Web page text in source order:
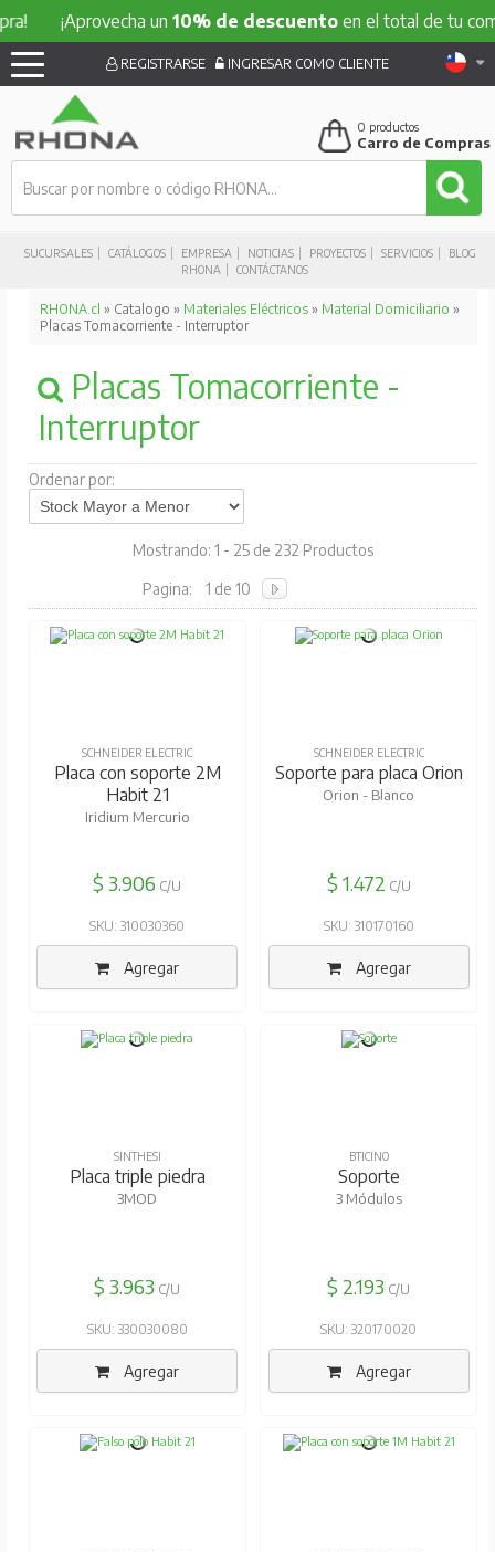
¡Aprovecha un10% de descuentoen el total de tu compra!
SUCURSALES CATÁLOGOS EMPRESA NOTICIAS PROYECTOS SERVICIOS
BLOG
RHONA
CONTÁCTANOS
REGISTRARSE INGRESAR COMO CLIENTE
0 productos
Carro de Compras
RHONA.cl » Catalogo » Materiales Eléctricos» Material Domiciliario »
Placas Tomacorriente - Interruptor
Placas Tomacorriente -
Interruptor
Ordenar por:
Mostrando: 1 - 25 de 232 Productos
Pagina: 1 de 10
SCHNEIDER ELECTRIC
Placa con soporte 2M
Habit 21
Iridium Mercurio
$ 3.906 C/U
SKU: 310030360
Agregar
SCHNEIDER ELECTRIC
Soporte para placa Orion
Orion - Blanco
$ 1.472 C/U
SKU: 310170160
Agregar
SINTHESI
Placa triple piedra
3MOD
$ 3.963 C/U
SKU: 330030080
Agregar
BTICINO
Soporte
3 Módulos
$ 2.193 C/U
SKU: 320170020
Agregar